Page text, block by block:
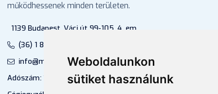
Weboldalunkon
sütiket használunk
működhessenek minden területen.
1139 Budapest, Váci út 99-105. 4. em.
(36) 1 880 76 00
info@mprx.hu
Adószám: 13598145-2-41